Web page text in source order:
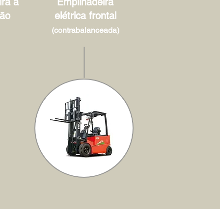
elétrica frontal
(contrabalanceada)